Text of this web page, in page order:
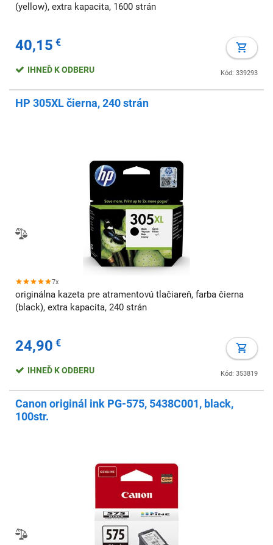
(yellow), extra kapacita, 1600 strán
40,15 €
Kód: 339293
IHNEĎ K ODBERU
HP 305XL čierna, 240 strán
7x
originálna kazeta pre atramentovú tlačiareň, farba čierna
(black), extra kapacita, 240 strán
24,90 €
Kód: 353819
IHNEĎ K ODBERU
Canon originál ink PG-575, 5438C001, black,
100str.